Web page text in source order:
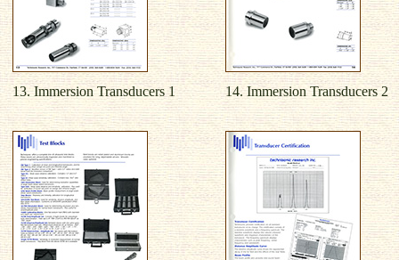
13. Immersion Transducers 1 14. Immersion Transducers 2